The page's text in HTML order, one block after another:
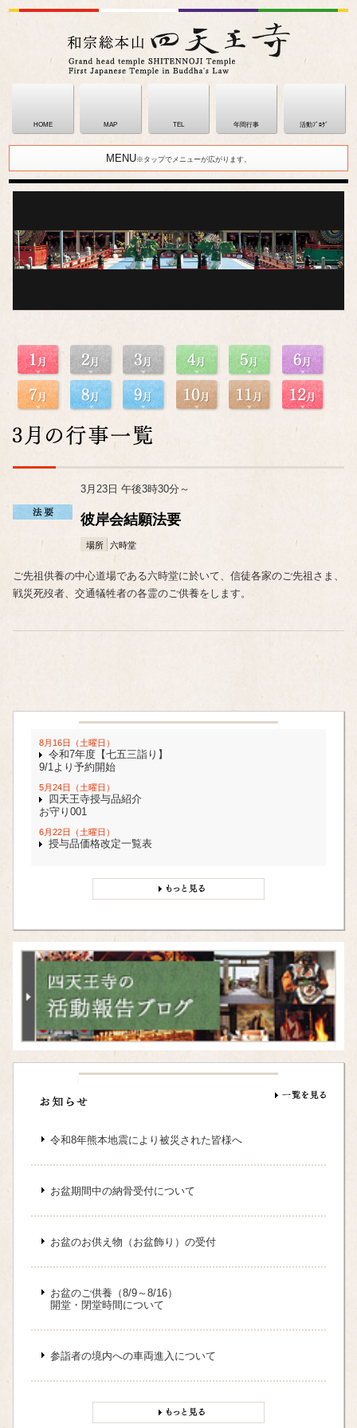
HOME MAP TEL 年間行事 活動ﾌﾞﾛｸﾞ
MENU※タップでメニューが広がります。
3月23日 午後3時30分～
彼岸会結願法要
場所 六時堂
ご先祖供養の中心道場である六時堂に於いて、信徒各家のご先祖さま、
戦災死歿者、交通犠牲者の各霊のご供養をします。
8月16日（土曜日）
令和7年度【七五三詣り】
9/1より予約開始
5月24日（土曜日）
四天王寺授与品紹介
お守り001
6月22日（土曜日）
授与品価格改定一覧表
令和8年熊本地震により被災された皆様へ
お盆期間中の納骨受付について
お盆のお供え物（お盆飾り）の受付
お盆のご供養（8/9～8/16）
開堂・閉堂時間について
参詣者の境内への車両進入について